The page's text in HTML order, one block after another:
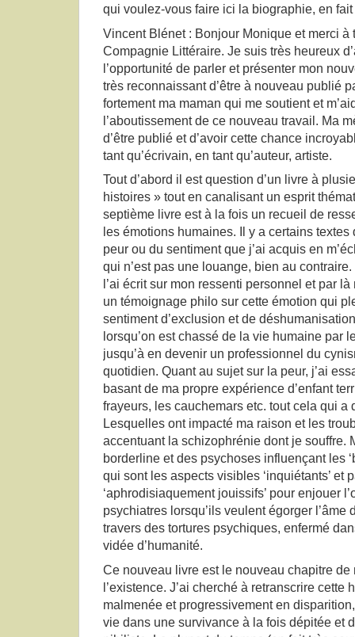
qui voulez-vous faire ici la biographie, en fait
Vincent Blénet : Bonjour Monique et merci à
Compagnie Littéraire. Je suis très heureux
l’opportunité de parler et présenter mon
très reconnaissant d’être à nouveau publié
fortement ma maman qui me soutient et
l’aboutissement de ce nouveau travail. Ma
d’être publié et d’avoir cette chance
tant qu’écrivain, en tant qu’auteur, artiste.
Tout d’abord il est question d’un livre à
histoires » tout en canalisant un esprit
septième livre est à la fois un recueil de
les émotions humaines. Il y a certains
peur ou du sentiment que j’ai acquis en
qui n’est pas une louange, bien au
l’ai écrit sur mon ressenti personnel et par
un témoignage philo sur cette émotion qui
sentiment d’exclusion et de
lorsqu’on est chassé de la vie humaine par
jusqu’à en devenir un professionnel du
quotidien. Quant au sujet sur la peur, j’ai
basant de ma propre expérience d’enfant
frayeurs, les cauchemars etc. tout cela qui a
Lesquelles ont impacté ma raison et les
accentuant la schizophrénie dont je souffre.
borderline et des psychoses influençant les
qui sont les aspects visibles ‘inquiétants’ et
‘aphrodisiaquement jouissifs’ pour enjouer
psychiatres lorsqu’ils veulent égorger l’âme
travers des tortures psychiques, enfermé
vidée d’humanité.
Ce nouveau livre est le nouveau chapitre
l’existence. J’ai cherché à retranscrire cette
malmenée et progressivement en
vie dans une survivance à la fois dépitée et